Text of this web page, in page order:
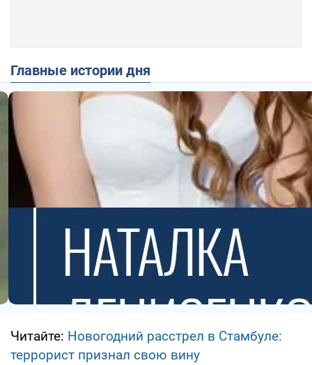
Главные истории дня
Читайте: Новогодний расстрел в Стамбуле:
террорист признал свою вину